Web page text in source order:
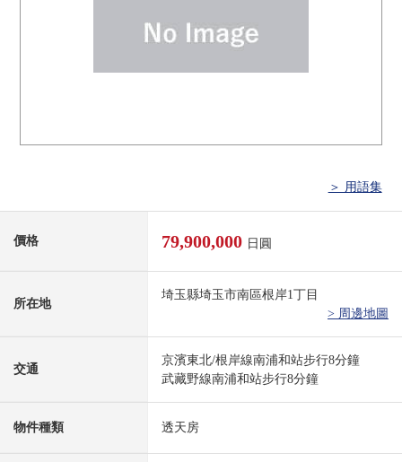
＞ 用語集
價格 79,900,000 日圓
所在地
埼玉縣埼玉市南區根岸1丁目
> 周邊地圖
交通
京濱東北/根岸線南浦和站步行8分鐘
武藏野線南浦和站步行8分鐘
物件種類 透天房